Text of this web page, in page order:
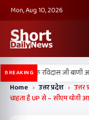
Mon, Aug 10, 2026
BREAKING
श्री गुरु रविदास जी बाणी
Home › उत्तर प्रदेश ›
चाहता है UP से – सीएम योगी